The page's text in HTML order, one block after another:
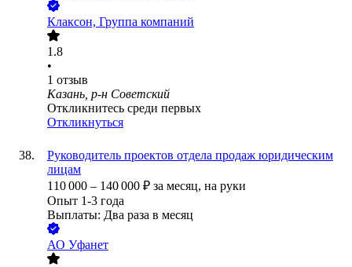
Клаксон, Группа компаний
1.8
•
1 отзыв
Казань, р-н Советский
Откликнитесь среди первых
Откликнуться
Руководитель проектов отдела продаж юридическим
лицам
110 000 – 140 000 ₽ за месяц, на руки
Опыт 1-3 года
Выплаты: Два раза в месяц
АО Уфанет